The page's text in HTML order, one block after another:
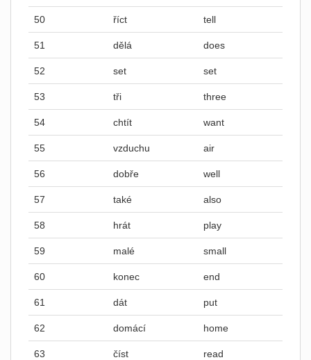
50 říct tell
51 dělá does
52 set set
53 tři three
54 chtít want
55 vzduchu air
56 dobře well
57 také also
58 hrát play
59 malé small
60 konec end
61 dát put
62 domácí home
63 číst read